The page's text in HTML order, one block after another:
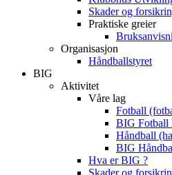
Skader og
Praktiske greier
Organisasjon
Håndballstyret
BIG
Aktivitet
Våre lag
Fotball
BIG Fotball
Håndball
BIG
Hva er BIG ?
Skader og